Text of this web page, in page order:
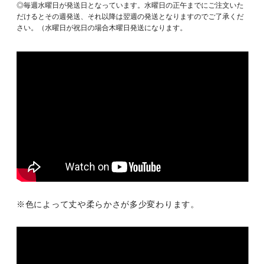
◎毎週水曜日が発送日となっています。水曜日の正午までにご注文いた
だけるとその週発送、それ以降は翌週の発送となりますのでご了承くだ
さい。（水曜日が祝日の場合木曜日発送になります。
※色によって丈や柔らかさが多少変わります。